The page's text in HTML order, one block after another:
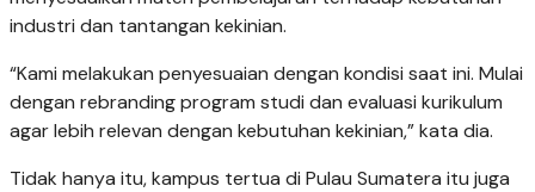
industri dan tantangan kekinian.
“Kami melakukan penyesuaian dengan kondisi saat ini. Mulai
dengan rebranding program studi dan evaluasi kurikulum
agar lebih relevan dengan kebutuhan kekinian,” kata dia.
Tidak hanya itu, kampus tertua di Pulau Sumatera itu juga